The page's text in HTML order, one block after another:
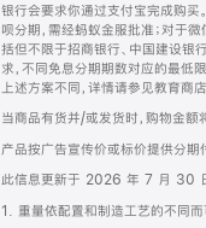
银行会要求你通过支付宝完成购
呗分期，需经蚂蚁金服批准；对于
括但不限于招商银行、中国建设银
求，不同免息分期期数对应的最
上述方案不同，详情请参见教育
当商品有货并/或发货时，购物金额
产品按广告宣传价或标价提供分期
此信息更新于 2026 年 7 月 30
1. 重量依配置和制造工艺的不同而